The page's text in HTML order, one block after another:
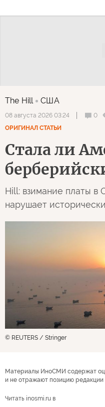
The Hill США
08 августа 2026 03:24 0
ОРИГИНАЛ СТАТЬИ
Стала ли
Hill: взимание платы в
нарушает
© REUTERS / Stringer
Материалы ИноСМИ содержат
и не отражают позицию
Читать inosmi.ru в